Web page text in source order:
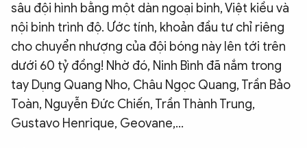
sâu đội hình bằng một dàn ngoại binh, Việt kiều và
nội binh trình độ. Ước tính, khoản đầu tư chỉ riêng
cho chuyển nhượng của đội bóng này lên tới trên
dưới 60 tỷ đồng! Nhờ đó, Ninh Bình đã nắm trong
tay Dụng Quang Nho, Châu Ngọc Quang, Trần Bảo
Toàn, Nguyễn Đức Chiến, Trần Thành Trung,
Gustavo Henrique, Geovane,…